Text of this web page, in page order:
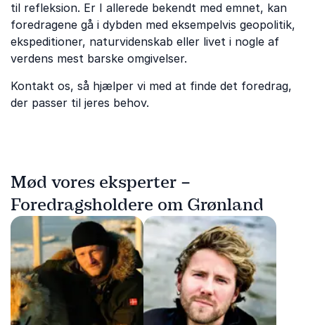
til refleksion. Er I allerede bekendt med emnet, kan
foredragene gå i dybden med eksempelvis geopolitik,
ekspeditioner, naturvidenskab eller livet i nogle af
verdens mest barske omgivelser.
Kontakt os, så hjælper vi med at finde det foredrag,
der passer til jeres behov.
Mød vores eksperter –
Foredragsholdere om Grønland